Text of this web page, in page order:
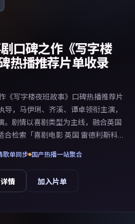
口碑之作《写字楼
热播推荐片单收录
《写字楼夜班故事》口碑热播推荐片
导，马伊琍、齐溪、谭卓领衔主演，
。剧情以喜剧类型为主线，融合英国
检索「喜剧电影 英国 雷德利·斯科
观影同步开启。影片在节奏、摄影与
为片单推荐、影评长文与专题策划
歌单同步 国产热播一站聚合
情 加入片单